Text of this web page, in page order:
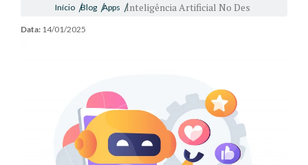
Início Blog Apps Inteligência Artificial No Des
Data: 14/01/2025